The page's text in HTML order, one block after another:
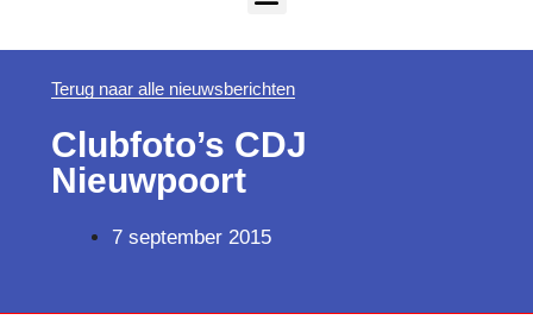
Terug naar alle nieuwsberichten
Clubfoto’s CDJ
Nieuwpoort
7 september 2015